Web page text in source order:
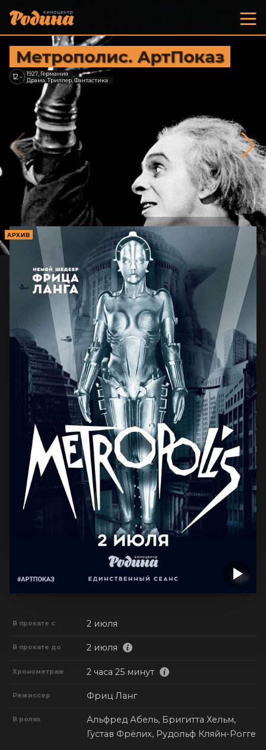
Метрополис. АртПоказ
12 +
1927, Германия
Драма, Триллер, Фантастика
АРХИВ
В прокате с 2 июля
В прокате до 2 июля
Хронометраж 2 часа 25 минут
Режиссер Фриц Ланг
В ролях
Альфред Абель, Бригитта Хельм,
Густав Фрёлих, Рудольф Кляйн-Рогге